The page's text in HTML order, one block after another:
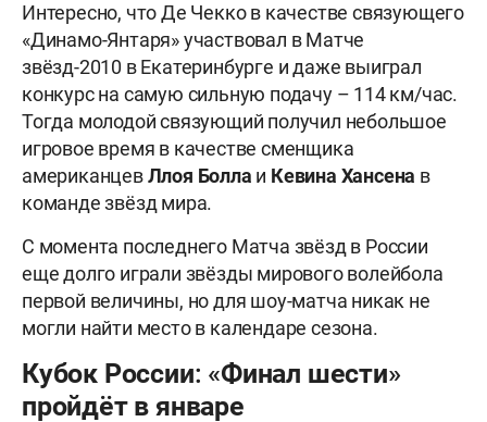
Интересно, что Де Чекко в качестве связующего
«Динамо-Янтаря» участвовал в Матче
звёзд-2010 в Екатеринбурге и даже выиграл
конкурс на самую сильную подачу – 114 км/час.
Тогда молодой связующий получил небольшое
игровое время в качестве сменщика
американцевЛлоя Болла и Кевина Хансена в
команде звёзд мира.
С момента последнего Матча звёзд в России
еще долго играли звёзды мирового волейбола
первой величины, но для шоу-матча никак не
могли найти место в календаре сезона.
Кубок России: «Финал шести»
пройдёт в январе